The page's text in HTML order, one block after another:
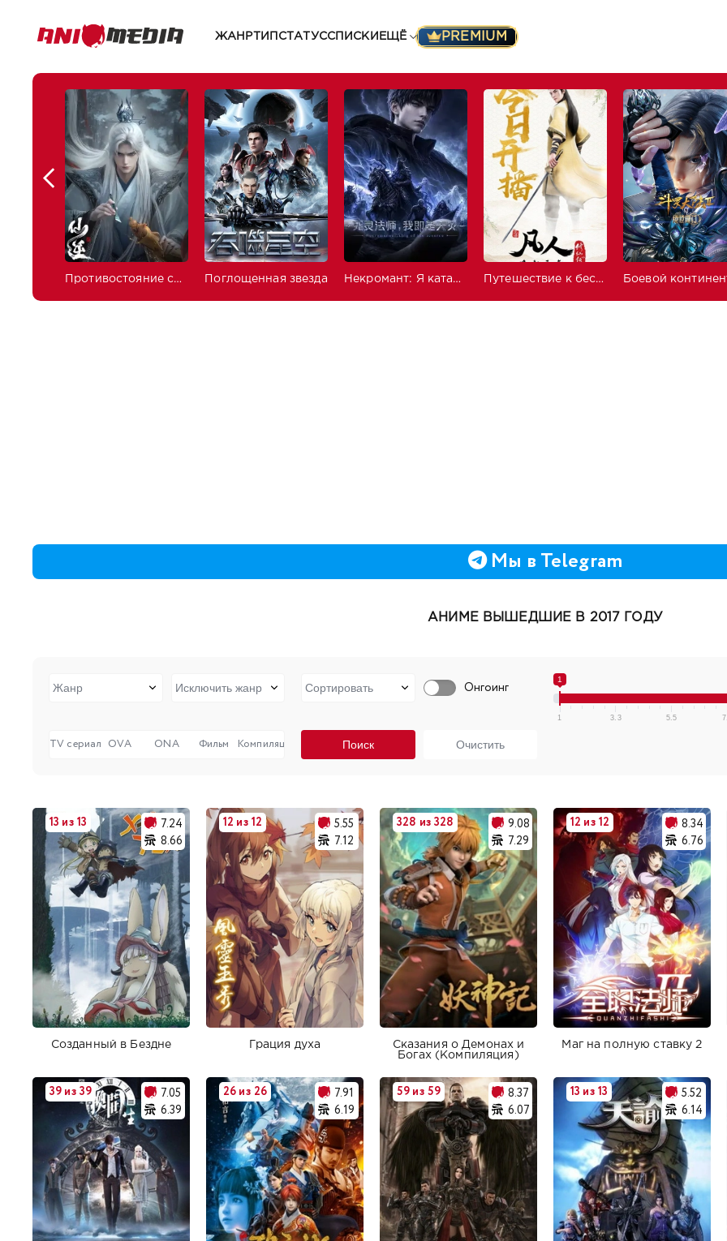
ЖАНРТИП СТАТУССПИСКИ ЕЩЁ PREMIUM
Противостояние святого Поглощенная звезда Некромант: Я катастрофа Путешествие к бессмертию
Мы в Telegram
АНИМЕ ВЫШЕДШИЕ В 2017 ГОДУ
Онгоинг
1
1 3.3 5.5
TV сериал OVA ONA Фильм Компиляция
Созданный в Бездне
13 из 13
7.24
8.66
Грация духа
12 из 12
5.55
7.12
Сказания о Демонах и
Богах (Компиляция)
328 из 328
9.08
7.29
Маг на полную ставку 2
12 из 12
8.34
6.76
39 из 39
7.05
6.39
26 из 26
7.91
6.19
59 из 59
8.37
6.07
13 из 13
5.52
6.14